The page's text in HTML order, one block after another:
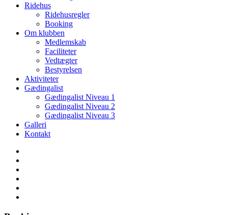
Ridehus
Ridehusregler
Booking
Om klubben
Medlemskab
Faciliteter
Vedtægter
Bestyrelsen
Aktiviteter
Gædingalist
Gædingalist Niveau 1
Gædingalist Niveau 2
Gædingalist Niveau 3
Galleri
Kontakt